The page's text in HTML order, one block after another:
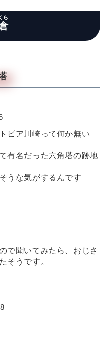
ら
ピア川崎って何か無い
有名だった六角塔の跡地
うな気がするんです
で聞いてみたら、おじさ
そうです。